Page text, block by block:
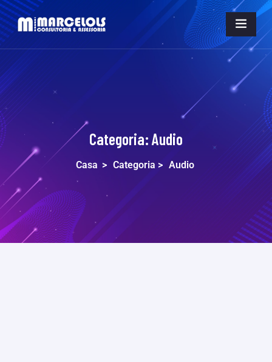
Categoria:Audio
Casa > Categoria > Audio